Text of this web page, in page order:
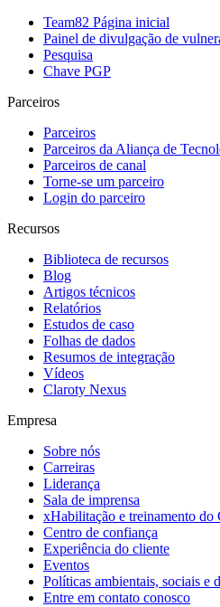
Team82 Página inicial
Painel de divulgação de
Pesquisa
Chave PGP
Parceiros
Parceiros
Parceiros da Aliança de
Parceiros de canal
Torne-se um parceiro
Login do parceiro
Recursos
Biblioteca de recursos
Blog
Artigos técnicos
Relatórios
Estudos de caso
Folhas de dados
Resumos de integração
Vídeos
Claroty Nexus
Empresa
Sobre nós
Carreiras
Liderança
Sala de imprensa
xHabilitação e treinamento do
Centro de confiança
Experiência do cliente
Eventos
Políticas ambientais, sociais e
Entre em contato conosco